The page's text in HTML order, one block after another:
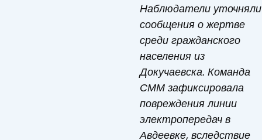
Наблюдатели уточняли
сообщения о жертве
среди гражданского
населения из
Докучаевска. Команда
СММ зафиксировала
повреждения линии
электропередач в
Авдеевке, вследствие